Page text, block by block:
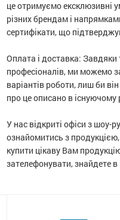
це отримуємо ексклюзивні
різних брендам і
сертифікати, що
Оплата і доставка:
професіоналів, ми можемо
варіантів роботи, лиш би
про це описано в існуючому
У нас відкриті офіси з
ознайомитись з
купити цікаву Вам
зателефонувати, знайдете в